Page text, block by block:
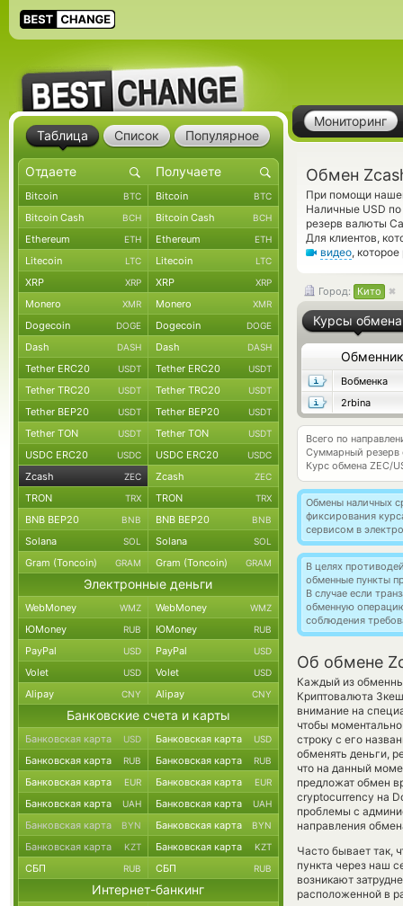
Мониторинг
Обмен
При помощи
Наличные USD
резерв валюты
Для клиентов,
видео,
Город: Кито
Курсы обмена
Обменник
Вобменка
2rbina
Всего по
Суммарный резерв
Курс обмена ZEC/
Обмены наличных
фиксирования
сервисом в
В целях
обменные пункты
В случае если
обменную
соблюдения
Об обмене
Каждый из
Криптовалюта
внимание на
чтобы
строку с его
обменять деньги,
что на данный
предложат обмен
cryptocurrency на
проблемы с
направления
Часто бывает так,
пункта через наш
возникают
расположенной в
Таблица Список Популярное
Bitcoin BTC Bitcoin BTC
Bitcoin Cash BCH Bitcoin Cash BCH
Ethereum ETH Ethereum ETH
Litecoin LTC Litecoin LTC
XRP XRP XRP XRP
Monero XMR Monero XMR
Dogecoin DOGE Dogecoin DOGE
Dash DASH Dash DASH
Tether ERC20 USDT Tether ERC20 USDT
Tether TRC20 USDT Tether TRC20 USDT
Tether BEP20 USDT Tether BEP20 USDT
Tether TON USDT Tether TON USDT
USDC ERC20 USDC USDC ERC20 USDC
Zcash ZEC Zcash ZEC
TRON TRX TRON TRX
BNB BEP20 BNB BNB BEP20 BNB
Solana SOL Solana SOL
Gram (Toncoin) GRAM Gram (Toncoin) GRAM
Электронные деньги
WebMoney WMZ WebMoney WMZ
ЮMoney RUB ЮMoney RUB
PayPal USD PayPal USD
Volet USD Volet USD
Alipay CNY Alipay CNY
Банковские счета и карты
Банковская карта USD Банковская карта USD
Банковская карта RUB Банковская карта RUB
Банковская карта EUR Банковская карта EUR
Банковская карта UAH Банковская карта UAH
Банковская карта BYN Банковская карта BYN
Банковская карта KZT Банковская карта KZT
СБП RUB СБП RUB
Интернет-банкинг